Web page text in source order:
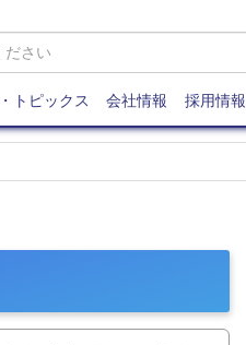
トピックス 会社情報 採用情報